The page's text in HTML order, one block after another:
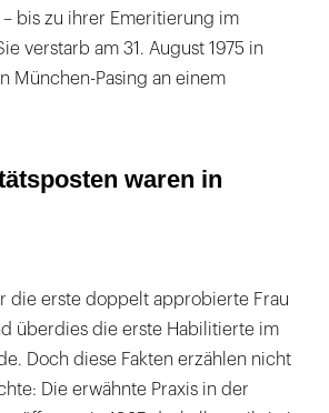
bis zu ihrer Emeritierung im
verstarb am 31. August 1975 in
München-Pasing an einem
waren in
die erste doppelt approbierte Frau
überdies die erste Habilitierte im
Doch diese Fakten erzählen nicht
Die erwähnte Praxis in der